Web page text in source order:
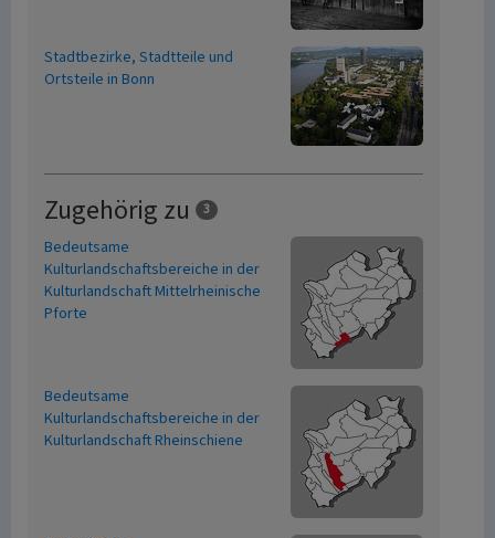
Stadtbezirke, Stadtteile und
Ortsteile in Bonn
Zugehörig zu 3
Bedeutsame
Kulturlandschaftsbereiche in der
Kulturlandschaft Mittelrheinische
Pforte
Bedeutsame
Kulturlandschaftsbereiche in der
Kulturlandschaft Rheinschiene